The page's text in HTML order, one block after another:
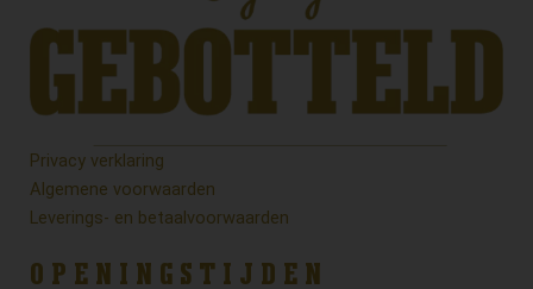
Privacy verklaring
Algemene voorwaarden
Leverings- en betaalvoorwaarden
OPENINGSTIJDEN